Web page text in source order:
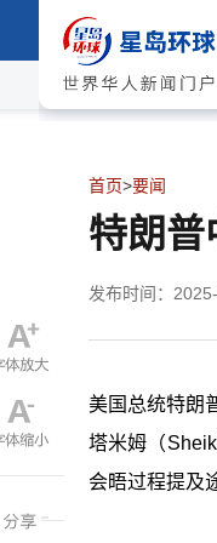
首页>要闻
特朗普
发布时间：
美国总统特朗
塔米姆（
会晤过程提及